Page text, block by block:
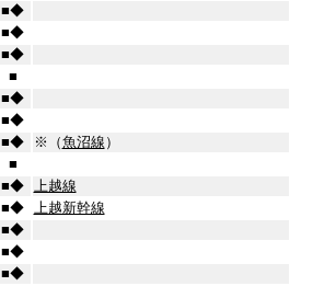
■◆
■◆
■◆
■
■◆
■◆
■◆ ※（魚沼線 ）
■
■◆ 上越線
■◆ 上越新幹線
■◆
■◆
■◆